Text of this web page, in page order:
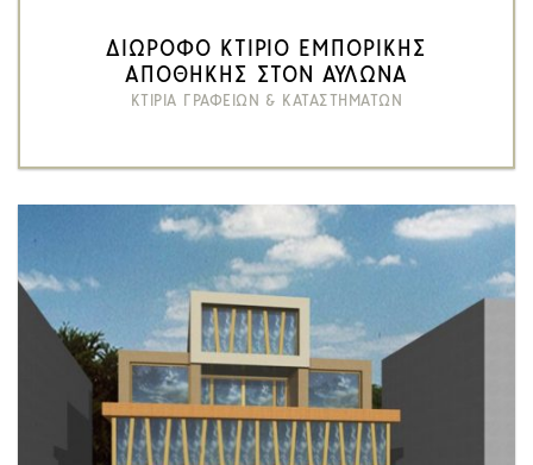
ΔΙΩΡΟΦΟ ΚΤΙΡΙΟ ΕΜΠΟΡΙΚΗΣ
ΑΠΟΘΗΚΗΣ ΣΤΟΝ ΑΥΛΩΝΑ
ΚΤΙΡΙΑ ΓΡΑΦΕΙΩΝ & ΚΑΤΑΣΤΗΜΑΤΩΝ